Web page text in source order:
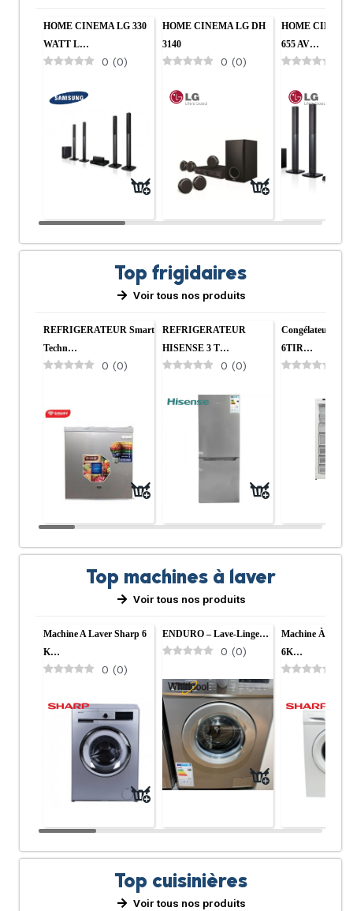
HOME CINEMA LG 330
WATT L…
0 (0)
HOME CINEMA LG DH
3140
0 (0)
HOME
655 AV…
Top frigidaires
Voir tous nos produits
REFRIGERATEUR Smart
Techn…
0 (0)
REFRIGERATEUR
HISENSE 3 T…
0 (0)
Congélateur
6TIR…
Top machines à laver
Voir tous nos produits
Machine A Laver Sharp 6
K…
0 (0)
ENDURO – Lave-Linge…
0 (0)
Machine À
6K…
Top cuisinières
Voir tous nos produits